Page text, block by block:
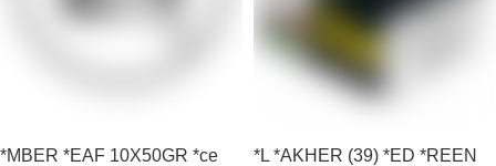
*MBER *EAF 10X50GR *ce
*L *AKHER (39) *ED *REEN